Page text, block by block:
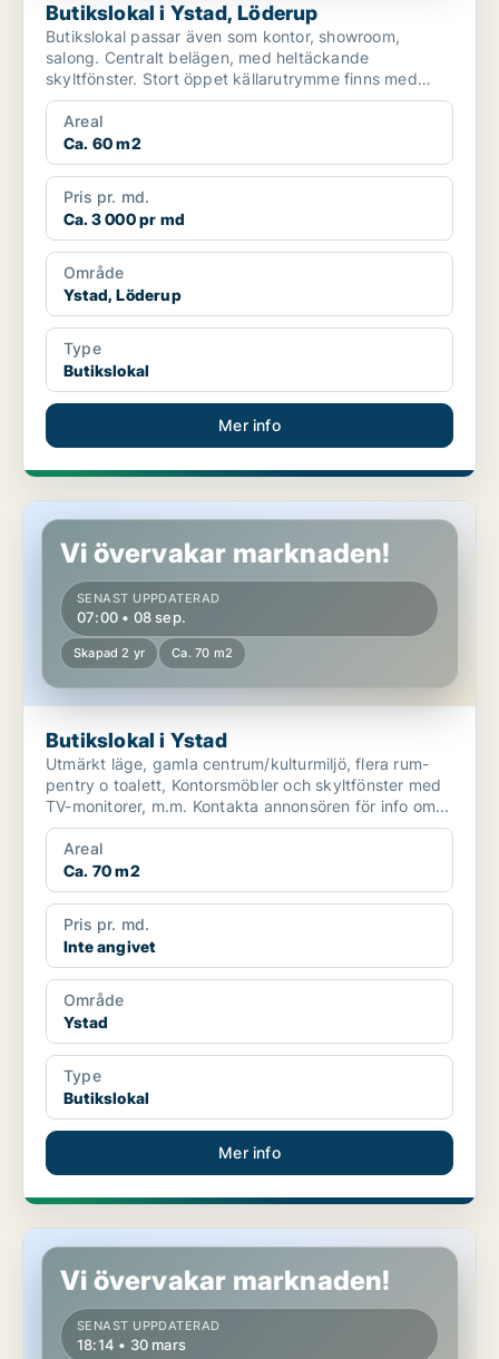
Butikslokal i Ystad, Löderup
Butikslokal passar även som kontor, showroom,
salong. Centralt belägen, med heltäckande
skyltfönster. Stort öppet källarutrymme finns med
tillgång frå...
Areal
Ca. 60 m2
Pris pr. md.
Ca. 3 000 pr md
Område
Ystad, Löderup
Type
Butikslokal
Mer info
Butikslokal i Ystad
Vi övervakar marknaden!
SENAST UPPDATERAD
07:00 • 08 sep.
Skapad 2 yr Ca. 70 m2
Butikslokal i Ystad
Utmärkt läge, gamla centrum/kulturmiljö, flera rum-
pentry o toalett, Kontorsmöbler och skyltfönster med
TV-monitorer, m.m. Kontakta annonsören för info om...
Areal
Ca. 70 m2
Pris pr. md.
Inte angivet
Område
Ystad
Type
Butikslokal
Mer info
Butikslokal i Ystad
Vi övervakar marknaden!
SENAST UPPDATERAD
18:14 • 30 mars